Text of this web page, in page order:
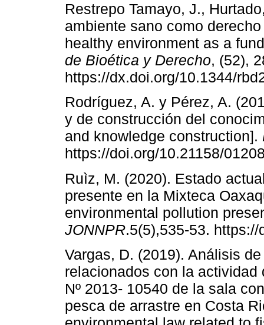
Restrepo Tamayo, J.,
ambiente sano como
healthy environment as a
de Bioética y Derecho, (52),
https://dx.doi.org/10.1344/
Rodríguez, A. y Pérez, A.
y de construcción del
and knowledge construction].
https://doi.org/10.21158/
Ruìz, M. (2020). Estado
presente en la Mixteca
environmental pollution
JONNPR.5(5),535-53.
Vargas, D. (2019). Análisis
relacionados con la
Nº 2013- 10540 de la sala
pesca de arrastre en Costa